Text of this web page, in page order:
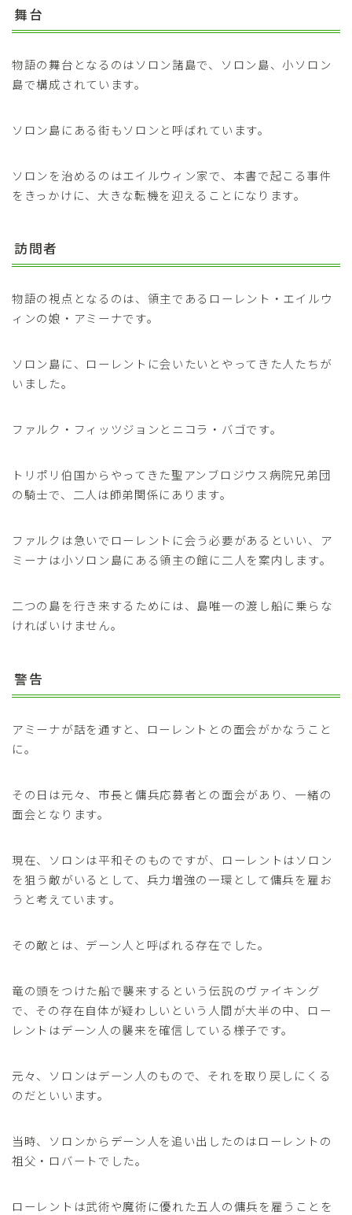
舞台
物語の舞台となるのはソロン諸島で、ソロン島、小ソロン
島で構成されています。
ソロン島にある街もソロンと呼ばれています。
ソロンを治めるのはエイルウィン家で、本書で起こる事件
をきっかけに、大きな転機を迎えることになります。
訪問者
物語の視点となるのは、領主であるローレント・エイルウ
ィンの娘・アミーナです。
ソロン島に、ローレントに会いたいとやってきた人たちが
いました。
ファルク・フィッツジョンとニコラ・バゴです。
トリポリ伯国からやってきた聖アンブロジウス病院兄弟団
の騎士で、二人は師弟関係にあります。
ファルクは急いでローレントに会う必要があるといい、ア
ミーナは小ソロン島にある領主の館に二人を案内します。
二つの島を行き来するためには、島唯一の渡し船に乗らな
ければいけません。
警告
アミーナが話を通すと、ローレントとの面会がかなうこと
に。
その日は元々、市長と傭兵応募者との面会があり、一緒の
面会となります。
現在、ソロンは平和そのものですが、ローレントはソロン
を狙う敵がいるとして、兵力増強の一環として傭兵を雇お
うと考えています。
その敵とは、デーン人と呼ばれる存在でした。
竜の頭をつけた船で襲来するという伝説のヴァイキング
で、その存在自体が疑わしいという人間が大半の中、ロー
レントはデーン人の襲来を確信している様子です。
元々、ソロンはデーン人のもので、それを取り戻しにくる
のだといいます。
当時、ソロンからデーン人を追い出したのはローレントの
祖父・ロバートでした。
ローレントは武術や魔術に優れた五人の傭兵を雇うことを